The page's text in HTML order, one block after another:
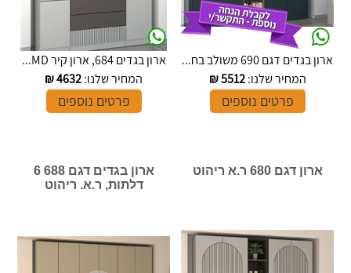
ארון בגדים דגם 690 משולב בח...
המחיר שלנו:5512
₪
פרטים נוספים
ארון בגדים 684, ארון קיר MD...
המחיר שלנו:4632
₪
פרטים נוספים
ארון דגם 680 ר.א ריהוט
ארון בגדים דגם 688 6
דלתות, ר.א. ריהוט